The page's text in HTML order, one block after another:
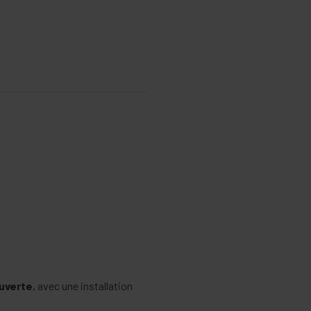
, avec une installation